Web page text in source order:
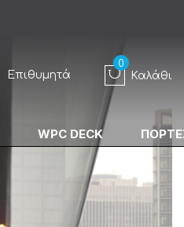
Επιθυμητά Καλάθι
WPC DECK